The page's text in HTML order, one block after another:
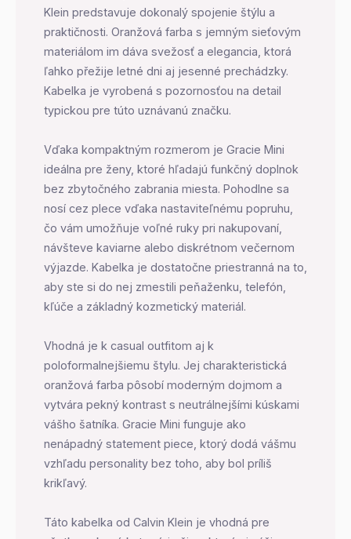
Klein predstavuje dokonalý spojenie štýlu a
praktičnosti. Oranžová farba s jemným sieťovým
materiálom im dáva svežosť a elegancia, ktorá
ľahko přežije letné dni aj jesenné prechádzky.
Kabelka je vyrobená s pozornosťou na detail
typickou pre túto uznávanú značku.
Vďaka kompaktným rozmerom je Gracie Mini
ideálna pre ženy, ktoré hľadajú funkčný doplnok
bez zbytočného zabrania miesta. Pohodlne sa
nosí cez plece vďaka nastaviteľnému popruhu,
čo vám umožňuje voľné ruky pri nakupovaní,
návšteve kaviarne alebo diskrétnom večernom
výjazde. Kabelka je dostatočne priestranná na to,
aby ste si do nej zmestili peňaženku, telefón,
kľúče a základný kozmetický materiál.
Vhodná je k casual outfitom aj k
poloformalnejšiemu štylu. Jej charakteristická
oranžová farba pôsobí moderným dojmom a
vytvára pekný kontrast s neutrálnejšími kúskami
vášho šatníka. Gracie Mini funguje ako
nenápadný statement piece, ktorý dodá vášmu
vzhľadu personality bez toho, aby bol príliš
krikľavý.
Táto kabelka od Calvin Klein je vhodná pre